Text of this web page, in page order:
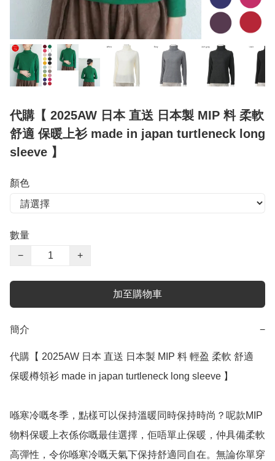
代購【 2025AW 日本 直送 日本製 MIP 料 柔軟
舒適 保暖上衫 made in japan turtleneck long
sleeve 】
顏色
數量
−
+
加至購物車
簡介 −
代購【 2025AW 日本 直送 日本製 MIP 料 輕盈 柔軟 舒適
保暖樽領衫 made in japan turtleneck long sleeve 】
喺寒冷嘅冬季，點樣可以保持溫暖同時保持時尚？呢款MIP
物料保暖上衣係你嘅最佳選擇，佢唔單止保暖，仲具備柔軟
高彈性，令你喺寒冷嘅天氣下保持舒適同自在。無論你單穿